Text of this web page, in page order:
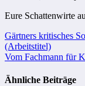
Eure Schattenwirte
Gärtners kritisches
(Arbeitstitel)
Vom Fachmann für
Ähnliche Beiträge